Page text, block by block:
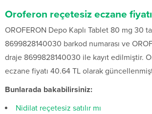
Oroferon reçetesiz eczane fiyatı
OROFERON Depo Kaplı Tablet 80 mg 30
8699828140030 barkod numarası ve
draje 8699828140030 ile kayıt edilmiştir.
eczane fiyatı 40.64 TL olarak
Bunlarada bakabilirsiniz:
Nidilat reçetesiz satılır mı